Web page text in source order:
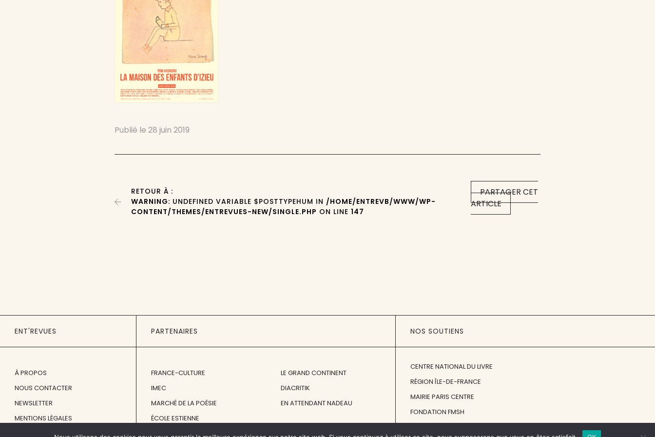
Publié le28 juin 2019
PARTAGER CET
ARTICLE
RETOUR À :
WARNING: UNDEFINED VARIABLE $POSTTYPEHUM IN /HOME/ENTREVB/WWW/WP-
CONTENT/THEMES/ENTREVUES-NEW/SINGLE.PHP ON LINE147
ENT'REVUES
À PROPOS
NOUS CONTACTER
NEWSLETTER
MENTIONS LÉGALES
PARTENAIRES
FRANCE-CULTURE
IMEC
MARCHÉ DE LA POÉSIE
ÉCOLE ESTIENNE
LE GRAND CONTINENT
DIACRITIK
EN ATTENDANT NADEAU
NOS SOUTIENS
CENTRE NATIONAL DU LIVRE
RÉGION ÎLE-DE-FRANCE
MAIRIE PARIS CENTRE
FONDATION FMSH